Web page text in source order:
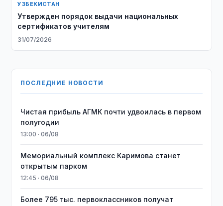
УЗБЕКИСТАН
Утвержден порядок выдачи национальных
сертификатов учителям
31/07/2026
ПОСЛЕДНИЕ НОВОСТИ
Чистая прибыль АГМК почти удвоилась в первом
полугодии
13:00 · 06/08
Мемориальный комплекс Каримова станет
открытым парком
12:45 · 06/08
Более 795 тыс. первоклассников получат